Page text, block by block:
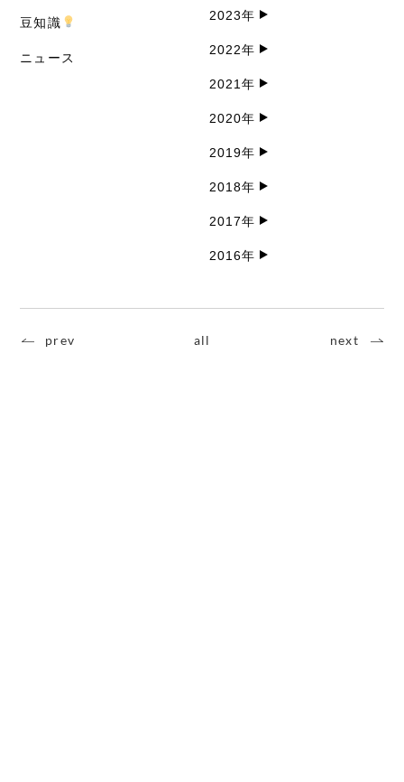
豆知識
ニュース
2023年
2022年
2021年
2020年
2019年
2018年
2017年
2016年
prev all next